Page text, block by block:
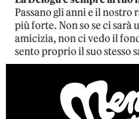
Passano gli anni e il
più forte. Non so se ci sarà
amicizia, non ci vedo il
sento proprio il suo stesso